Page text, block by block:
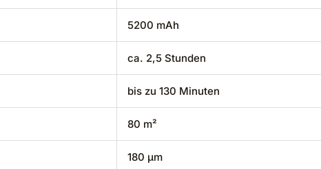
5200 mAh
ca. 2,5 Stunden
bis zu 130 Minuten
80 m²
180 μm